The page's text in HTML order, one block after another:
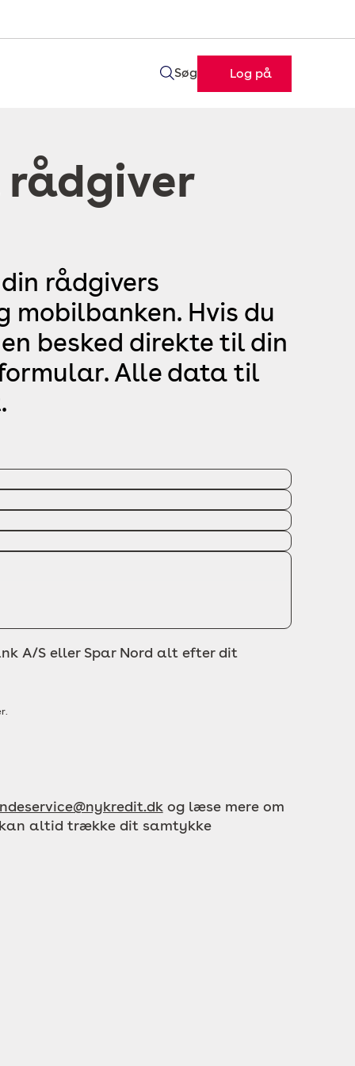
Søg Log på
rådgiver
rådgivers
Hvis du
besked direkte til din
Alle data til
A/S eller Spar Nord alt efter dit
og læse mere om
altid trække dit samtykke